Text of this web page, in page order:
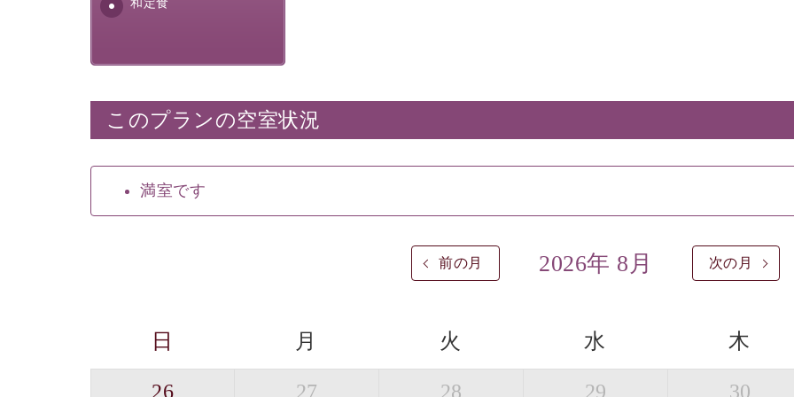
和定食
このプランの空室状況
満室です
前の月 2026年 8月 次の月
日 月 火 水 木
26 27 28 29 30